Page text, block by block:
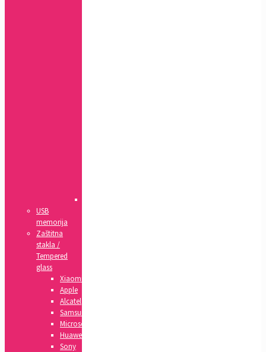
USB
memorija
Zaštitna
stakla /
Tempered
glass
Xiaomi
Apple
Alcatel
Samsung
Microsoft
Huawei
Sony